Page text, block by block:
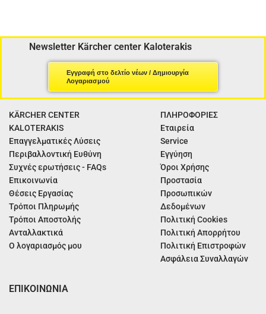
Newsletter Kärcher center Kaloterakis
Εγγραφή στο δελτίο νέων / Δημιουργία
Λογαριασμού
KÄRCHER CENTER
KALOTERAKIS
Επαγγελματικές Λύσεις
Περιβαλλοντική Ευθύνη
Συχνές ερωτήσεις - FAQs
Επικοινωνία
Θέσεις Εργασίας
Τρόποι Πληρωμής
Τρόποι Αποστολής
Ανταλλακτικά
Ο λογαριασμός μου
ΠΛΗΡΟΦΟΡΙΕΣ
Εταιρεία
Service
Εγγύηση
Όροι Χρήσης
Προστασία
Προσωπικών
Δεδομένων
Πολιτική Cookies
Πολιτική Απορρήτου
Πολιτική Επιστροφών
Ασφάλεια Συναλλαγών
ΕΠΙΚΟΙΝΩΝΙΑ